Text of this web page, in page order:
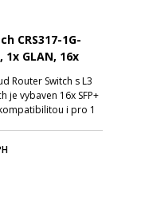
CRS317-1G-
1x GLAN, 16x
Router Switch s L3
je vybaven 16x SFP+
i pro 1